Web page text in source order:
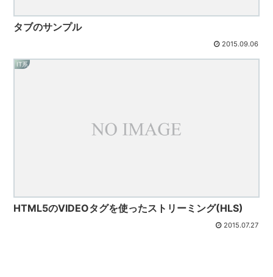
タブのサンプル
2015.09.06
IT系
HTML5のVIDEOタグを使ったストリーミング(HLS)
2015.07.27